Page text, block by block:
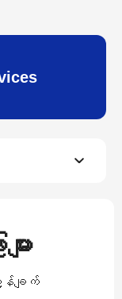
ား
ညွှန်ချက်